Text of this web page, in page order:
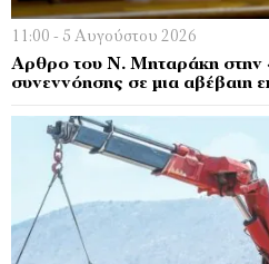
11:00 - 5 Αυγούστου 2026
Αρθρο του Ν. Μηταράκη στην
συνεννόησης σε μια αβέβαιη